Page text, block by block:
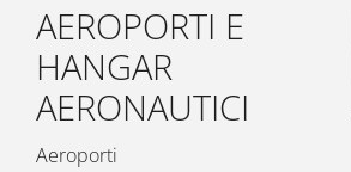
AEROPORTI E
HANGAR
AERONAUTICI
Aeroporti